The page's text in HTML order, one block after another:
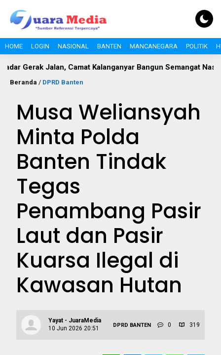
HOME LOGIN NASIONAL BANTEN MANCANEGARA POLITIK
Camat Kalanganyar Bangun Semangat Nasionalisme
Beranda / DPRD Banten
Musa Weliansyah
Minta Polda
Banten Tindak
Tegas
Penambang Pasir
Laut dan Pasir
Kuarsa Ilegal di
Kawasan Hutan
Yayat - JuaraMedia
10 Jun 2026 20:51
DPRD BANTEN 0 319